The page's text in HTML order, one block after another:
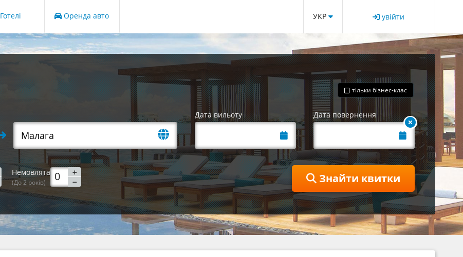
Готелі Оренда авто УКР увійти
тільки бізнес-клас
Дата вильоту Дата повернення
Немовлята
(До 2 років) Знайти квитки